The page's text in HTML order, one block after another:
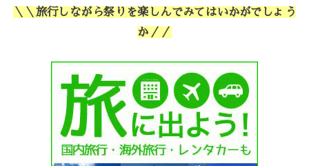
＼＼旅行しながら祭りを楽しんでみてはいかがでしょう
か／／